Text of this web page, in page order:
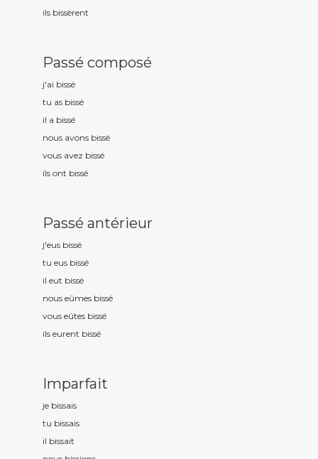
ils bissèrent
Passé composé
j'ai bissé
tu as bissé
il a bissé
nous avons bissé
vous avez bissé
ils ont bissé
Passé antérieur
j'eus bissé
tu eus bissé
il eut bissé
nous eûmes bissé
vous eûtes bissé
ils eurent bissé
Imparfait
je bissais
tu bissais
il bissait